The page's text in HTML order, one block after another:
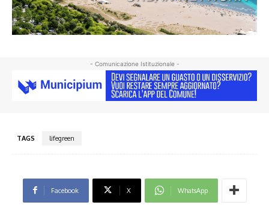
- Comunicazione Istituzionale -
TAGS lifegreen
Facebook X WhatsApp